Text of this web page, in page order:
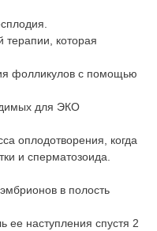
терапии, которая
фолликулов с помощью
для ЭКО
оплодотворения, когда
и сперматозоида.
в полость
ее наступления спустя 2